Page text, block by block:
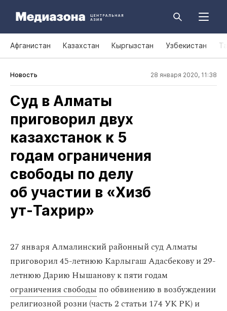
Афганистан Казахстан Кыргызстан Узбекистан
Новость 28 января 2020, 11:38
Суд в Алматы
приговорил двух
казахстанок к 5
годам ограничения
свободы по делу
об участии в «Хизб
ут‑Тахрир»
27 января Алмалинский районный суд Алматы
приговорил 45-летнюю Карлыгаш Адасбекову и 29-
летнюю Дарию Нышанову к пяти годам
ограничения свободы по обвинению в возбуждении
религиозной розни (часть 2 статьи 174 УК РК) и